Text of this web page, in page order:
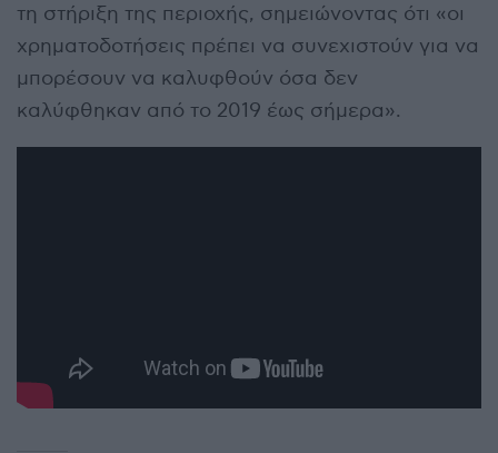
τη στήριξη της περιοχής, σημειώνοντας ότι «οι
χρηματοδοτήσεις πρέπει να συνεχιστούν για να
μπορέσουν να καλυφθούν όσα δεν
καλύφθηκαν από το 2019 έως σήμερα».